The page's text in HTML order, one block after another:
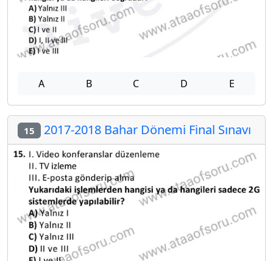
A B C D E
15 2017-2018 Bahar Dönemi Final Sınavı